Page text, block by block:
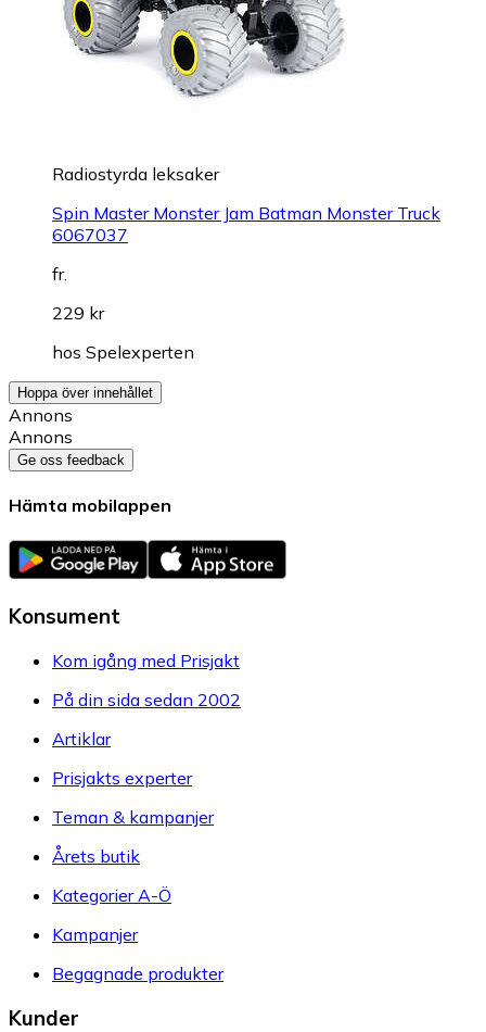
Radiostyrda leksaker
Spin Master Monster Jam Batman Monster Truck
6067037
fr.
229 kr
hos Spelexperten
Hoppa över innehållet
Annons
Annons
Ge oss feedback
Hämta mobilappen
Konsument
Kom igång med Prisjakt
På din sida sedan 2002
Artiklar
Prisjakts experter
Teman & kampanjer
Årets butik
Kategorier A-Ö
Kampanjer
Begagnade produkter
Kunder